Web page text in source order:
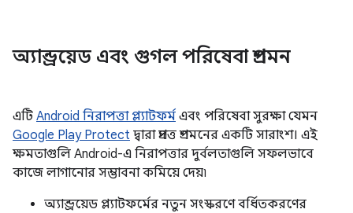
অ্যান্ড্রয়েড এবং গুগল পরিষেবা প্রশমন
এটি Android নিরাপত্তা প্ল্যাটফর্ম এবং পরিষেবা সুরক্ষা যেমন
Google Play Protect দ্বারা প্রদত্ত প্রশমনের একটি সারাংশ। এই
ক্ষমতাগুলি Android-এ নিরাপত্তার দুর্বলতাগুলি সফলভাবে
কাজে লাগানোর সম্ভাবনা কমিয়ে দেয়৷
অ্যান্ড্রয়েড প্ল্যাটফর্মের নতুন সংস্করণে বর্ধিতকরণের